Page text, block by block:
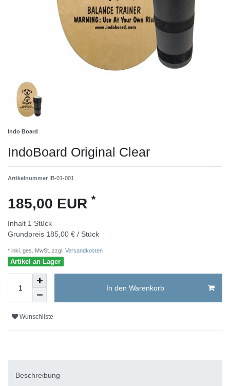
Indo Board
IndoBoard Original Clear
Artikelnummer IB-01-001
185,00 EUR *
Inhalt 1 Stück
Grundpreis 185,00 € / Stück
* inkl. ges. MwSt. zzgl. Versandkosten
Artikel an Lager
In den Warenkorb
Wunschliste
Beschreibung